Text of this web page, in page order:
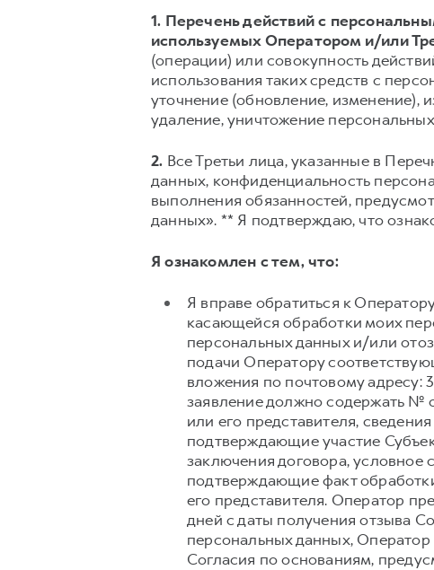
1. Перечень действий с
используемых Оператором и/или
(операции) или совокупность
использования таких средств с
уточнение (обновление, изменение),
удаление, уничтожение
2. Все Третьи лица, указанные в
данных, конфиденциальность
выполнения обязанностей,
данных». ** Я подтверждаю, что
Я ознакомлен с тем, что:
Я вправе обратиться к
касающейся обработки моих
персональных данных и/или
подачи Оператору
вложения по почтовому адресу:
заявление должно содержать №
или его представителя,
подтверждающие участие
заключения договора,
подтверждающие факт
его представителя. Оператор
дней с даты получения отзыва
персональных данных,
Согласия по основаниям,